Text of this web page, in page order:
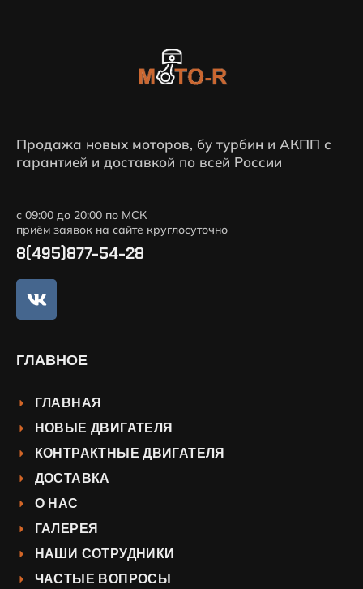
Продажа новых моторов, бу турбин и АКПП с
гарантией и доставкой по всей России
с 09:00 до 20:00 по МСК
приём заявок на сайте круглосуточно
8(495)877-54-28
ГЛАВНОЕ
ГЛАВНАЯ
НОВЫЕ ДВИГАТЕЛЯ
КОНТРАКТНЫЕ ДВИГАТЕЛЯ
ДОСТАВКА
О НАС
ГАЛЕРЕЯ
НАШИ СОТРУДНИКИ
ЧАСТЫЕ ВОПРОСЫ